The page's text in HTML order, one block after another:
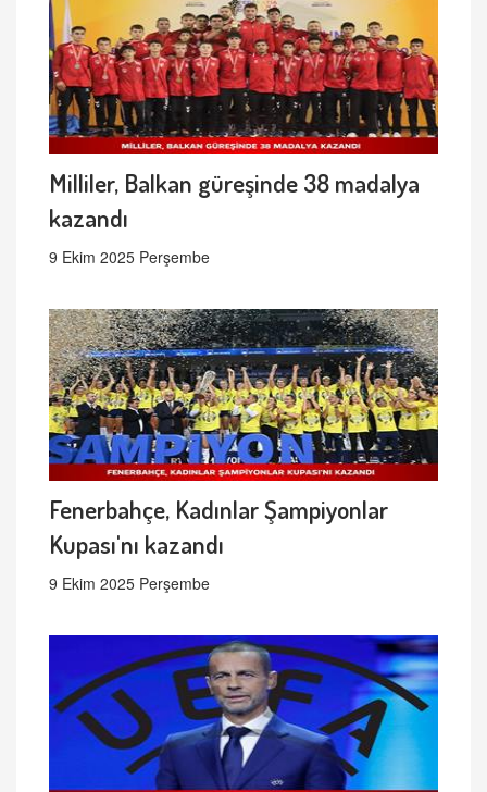
Milliler, Balkan güreşinde 38 madalya
kazandı
9 Ekim 2025 Perşembe
Fenerbahçe, Kadınlar Şampiyonlar
Kupası'nı kazandı
9 Ekim 2025 Perşembe